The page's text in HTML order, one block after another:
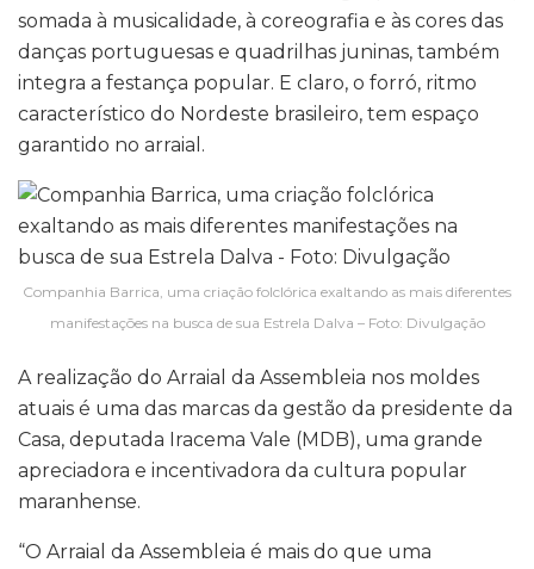
somada à musicalidade, à coreografia e às cores das
danças portuguesas e quadrilhas juninas, também
integra a festança popular. E claro, o forró, ritmo
característico do Nordeste brasileiro, tem espaço
garantido no arraial.
Companhia Barrica, uma criação folclórica exaltando as mais diferentes
manifestações na busca de sua Estrela Dalva – Foto: Divulgação
A realização do Arraial da Assembleia nos moldes
atuais é uma das marcas da gestão da presidente da
Casa, deputada Iracema Vale (MDB), uma grande
apreciadora e incentivadora da cultura popular
maranhense.
“O Arraial da Assembleia é mais do que uma